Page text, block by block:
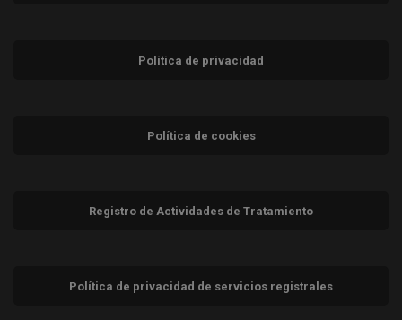
Política de privacidad
Política de cookies
Registro de Actividades de Tratamiento
Política de privacidad de servicios registrales